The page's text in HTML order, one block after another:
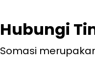
Hubungi
Somasi